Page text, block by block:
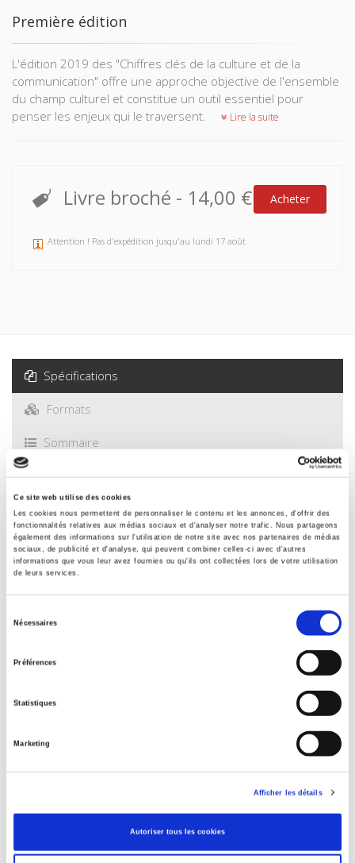
Ce site web utilise des cookies
Les cookies nous permettent de personnaliser le contenu et les annonces, d'offrir des
fonctionnalités relatives aux médias sociaux et d'analyser notre trafic. Nous partageons
également des informations sur l'utilisation de notre site avec nos partenaires de médias
sociaux, de publicité et d'analyse, qui peuvent combiner celles-ci avec d'autres
informations que vous leur avez fournies ou qu'ils ont collectées lors de votre utilisation
de leurs services.
Nécessaires
Préférences
Statistiques
Marketing
Afficher les détails
Autoriser tous les cookies
Première édition
L'édition 2019 des "Chiffres clés de la culture et de la
communication" offre une approche objective de l'ensemble
du champ culturel et constitue un outil essentiel pour
penser les enjeux qui le traversent.
Lire la suite
Livre broché - 14,00 € Acheter
Attention ! Pas d'expédition jusqu'au lundi 17 août
Spécifications
Formats
Sommaire
Spécifications
Éditeur
Presses de Sciences Po
prospective et des statistiques
Coéditions
français
Internet Hierarchy
Catégorie (éditeur)
BISAC Subject Heading
SOC000000 SOCIAL SCIENCE > SOC022000 SOCIAL SCIENCE